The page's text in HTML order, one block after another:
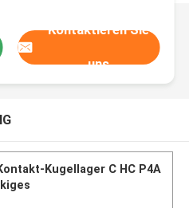
Kontaktieren Sie
uns
Kugellager C HC P4A